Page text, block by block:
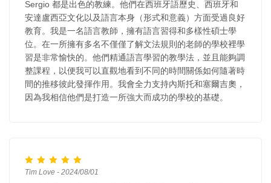
Sergio 都是出色的教練。他們在西班牙語歷史、西班牙和
安達盧西亞文化以及語言本身（形式和意義）方面受過良好
教育。我是一名語言教師，擁有語言習得和多樣性碩士學
位。在一所擁有多名不僅僅了解文法規則的老師的學校裡學
習是非常愉快的。他們精通語言學習的教學法，並且能夠調
整課程，以便我可以直觀地看到不同的時間關係如何隨著時
間的推移彼此發揮作用。我會全力支持內斯托和塞爾吉奧，
因為我相信他們是打造一所強大而成功的學校的基礎。
Tim Love - 2024/08/01